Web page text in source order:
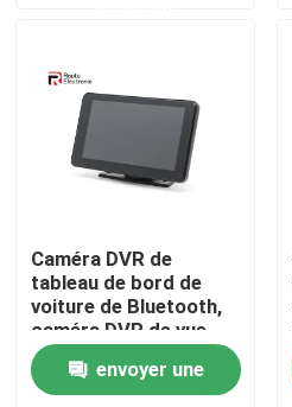
Contrôle de la qualité
Contact
nouvelles
Tous les cas
Caméra DVR de
tableau de bord de
voiture de Bluetooth,
caméra DVR de vue
arrière d'AHD pour le
camionenvoyer une